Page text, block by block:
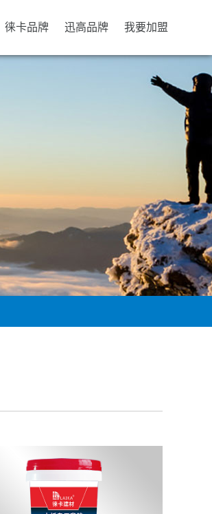
徕卡品牌 迅高品牌 我要加盟